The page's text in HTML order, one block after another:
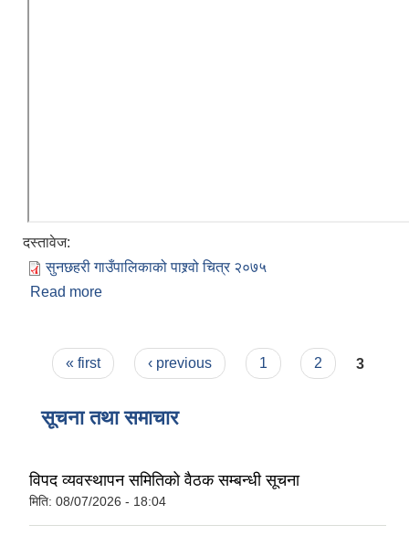
दस्तावेज:
सुनछहरी गाउँपालिकाको‌‍‍‌ पाश्र्वो चित्र २०७५
Read more
Pages
« first ‹ previous 1 2 3
सूचना तथा समाचार
विपद व्यवस्थापन समितिको वैठक सम्बन्धी सूचना
मिति: 08/07/2026 - 18:04